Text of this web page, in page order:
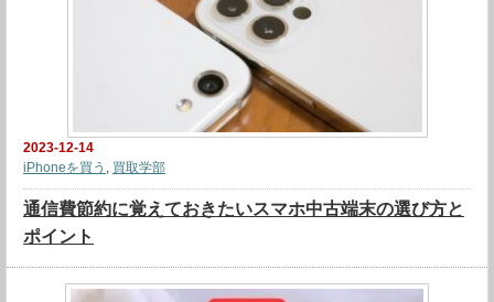
2023-12-14
iPhoneを買う , 買取学部
通信費節約に覚えておきたいスマホ中古端末の選び方と
ポイント